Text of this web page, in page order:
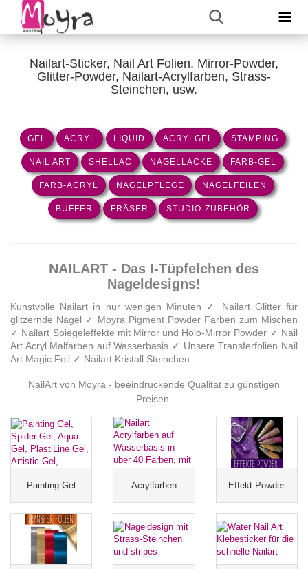
Nailart-Sticker, Nail Art Folien, Mirror-Powder,
Glitter-Powder, Nailart-Acrylfarben, Strass-
Steinchen, usw.
GEL ACRYL LIQUID ACRYLGEL STAMPING
NAIL ART SHELLAC NAGELLACKE FARB-GEL
FARB-ACRYL NAGELPFLEGE NAGELFEILEN
BUFFER FRÄSER STUDIO-ZUBEHÖR
NAILART - Das I-Tüpfelchen des
Nageldesigns!
Kunstvolle Nailart in nur wenigen Minuten ✓ Nailart Glitter für
glitzernde Nägel ✓ Moyra Pigment Powder Farben zum Mischen
✓ Nailart Spiegeleffekte mit Mirror und Holo-Mirror Powder ✓ Nail
Art Acryl Malfarben auf Wasserbasis ✓ Unsere Transferfolien Nail
Art Magic Foil ✓ Nailart Kristall Steinchen
NailArt von Moyra - beeindruckende Qualität zu günstigen
Preisen.
Painting Gel Acrylfarben Effekt Powder